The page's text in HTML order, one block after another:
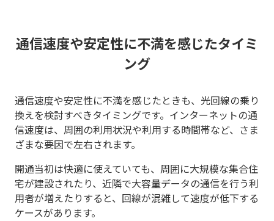
通信速度や安定性に不満を感じたタイミ
ング
通信速度や安定性に不満を感じたときも、光回線の乗り
換えを検討すべきタイミングです。インターネットの通
信速度は、周囲の利用状況や利用する時間帯など、さま
ざまな要因で左右されます。
開通当初は快適に使えていても、周囲に大規模な集合住
宅が建設されたり、近隣で大容量データの通信を行う利
用者が増えたりすると、回線が混雑して速度が低下する
ケースがあります。